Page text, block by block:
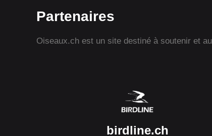
Partenaires
Oiseaux.ch est un site destiné à soutenir et
birdline.ch